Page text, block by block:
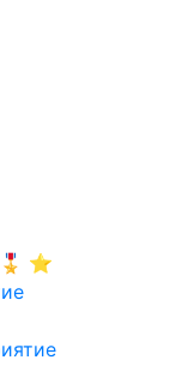
🎖️ ⭐